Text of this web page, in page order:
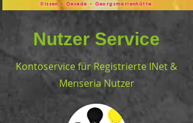
Dissen - Oesede - Georgsmarienhütte
Nutzer Service
Kontoservice für Registrierte INet &
Menseria Nutzer